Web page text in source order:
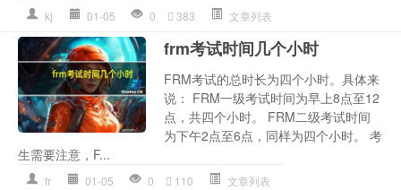
kj 01-05 0 383 文章列表
frm考试时间几个小时
FRM考试的总时长为四个小时。具体来
说： FRM一级考试时间为早上8点至12
点，共四个小时。 FRM二级考试时间
为下午2点至6点，同样为四个小时。 考
生需要注意，F...
fr 01-05 0 110 文章列表